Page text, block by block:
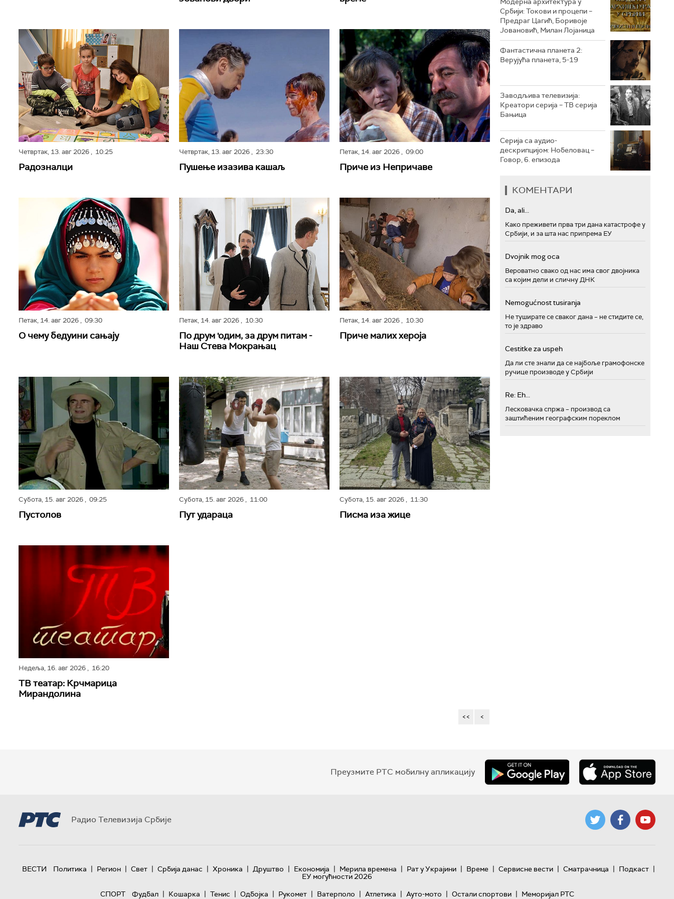
Четвртак, 13. авг 2026, 10:25
Радозналци
Четвртак, 13. авг 2026, 23:30
Пушење изазива кашаљ
Петак, 14. авг 2026, 09:00
Приче из Непричаве
Петак, 14. авг 2026, 09:30
О чему бедуини сањају
Петак, 14. авг 2026, 10:30
По друм 'одим, за друм питам -
Наш Стева Мокрањац
Петак, 14. авг 2026, 10:30
Приче малих хероја
Субота, 15. авг 2026, 09:25
Пустолов
Субота, 15. авг 2026, 11:00
Пут удараца
Субота, 15. авг 2026, 11:30
Писма иза жице
Недеља, 16. авг 2026, 16:20
ТВ театар: Крчмарица
Мирандолина
<< <
РТС ТРЕЗОР
РТС МУЗИКА
РТС ПОЛЕТАРАЦ
Србији: Токови и процепи –
Предраг Цагић, Боривоје
Јовановић, Милан Лојаница
Фантастична планета 2:
Верујућа планета, 5-19
Заводљива телевизија:
Креатори серија – ТВ серија
Бањица
Серија са аудио-
дескрипцијом: Нобеловац –
Говор, 6. епизода
КОМЕНТАРИ
Da, ali...
Како преживети прва три дана катастрофе у
Србији, и за шта нас припрема ЕУ
Dvojnik mog oca
Вероватно свако од нас има свог двојника
са којим дели и сличну ДНК
Nemogućnost tusiranja
Не туширате се сваког дана – не стидите се,
то је здраво
Cestitke za uspeh
Да ли сте знали да се најбоље грамофонске
ручице производе у Србији
Re: Eh...
Лесковачка спржа – производ са
заштићеним географским пореклом
Преузмите РТС мобилну апликацију
Радио Телевизија Србије
ВЕСТИ Политика | Регион | Свет | Србија данас | Хроника | Друштво | Економија | Мерила времена | Рат у Украјини | Време | Сервисне вести | Сматрачница | Подкаст |
ЕУ могућности 2026
СПОРТ
Фудбал | Кошарка | Тенис | Одбојка | Рукомет | Ватерполо | Атлетика | Ауто-мото | Остали спортови | Меморијал РТС